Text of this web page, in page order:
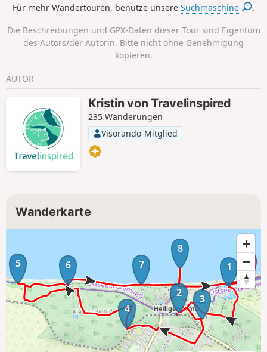
Für mehr Wandertouren, benutze unsereSuchmaschine .
Die Beschreibungen und GPX-Daten dieser Tour sind Eigentum
des Autors/der Autorin. Bitte nicht ohne Genehmigung
kopieren.
AUTOR
Kristin von Travelinspired
235 Wanderungen
Visorando-Mitglied
Wanderkarte
1
2
3
4
5 6 7
8